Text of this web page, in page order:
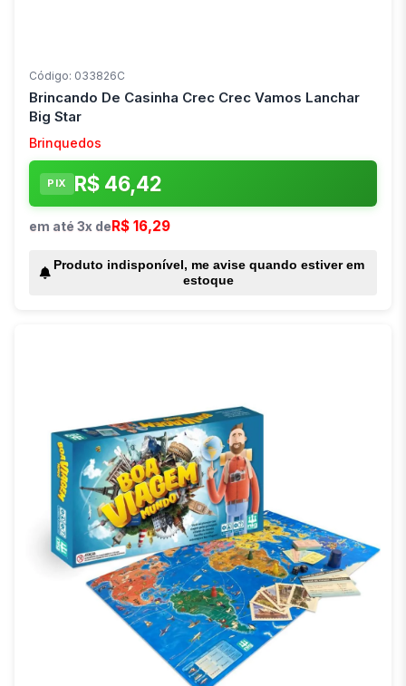
Código: 033826C
Brincando De Casinha Crec Crec Vamos Lanchar
Big Star
Brinquedos
PIX R$ 46,42
em até 3x de R$ 16,29
Produto indisponível, me avise quando estiver em
estoque